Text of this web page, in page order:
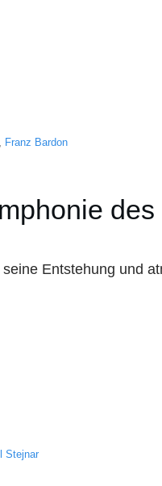
, Franz Bardon
Entstehung und
Stejnar